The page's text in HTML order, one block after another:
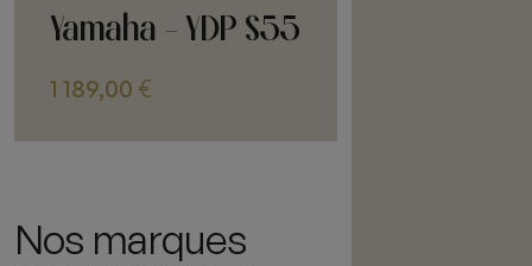
Yamaha - YDP S55
1 189,00 €
Nos marques